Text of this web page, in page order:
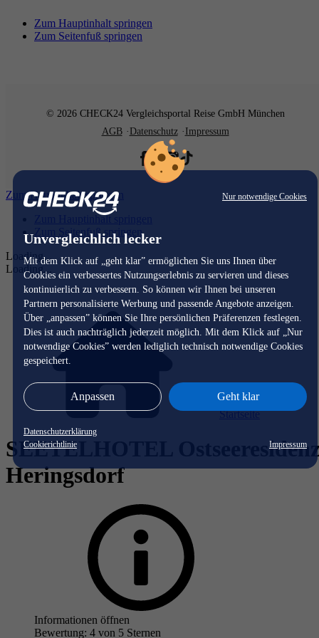
Nur notwendige Cookies
Unvergleichlich lecker
Mit dem Klick auf „geht klar” ermöglichen Sie uns Ihnen über
Cookies ein verbessertes Nutzungserlebnis zu servieren und dieses
kontinuierlich zu verbessern. So können wir Ihnen bei unseren
Partnern personalisierte Werbung und passende Angebote anzeigen.
Über „anpassen” können Sie Ihre persönlichen Präferenzen festlegen.
Dies ist auch nachträglich jederzeit möglich. Mit dem Klick auf „Nur
notwendige Cookies” werden lediglich technisch notwendige Cookies
gespeichert.
Anpassen Geht klar
Datenschutzerklärung
Cookierichtlinie
Impressum
Zum Hauptinhalt springen
Zum Seitenfuß springen
© 2026 CHECK24 Vergleichsportal Reise GmbH München
AGB
Datenschutz Impressum
Zum Hauptinhalt springen
Zum Hauptinhalt springen
Zum Seitenfuß springen
Loading...
Loading...
Startseite
SEETELHOTEL
Heringsdorf
Informationen öffnen
Bewertung: 4 von 5 Sternen